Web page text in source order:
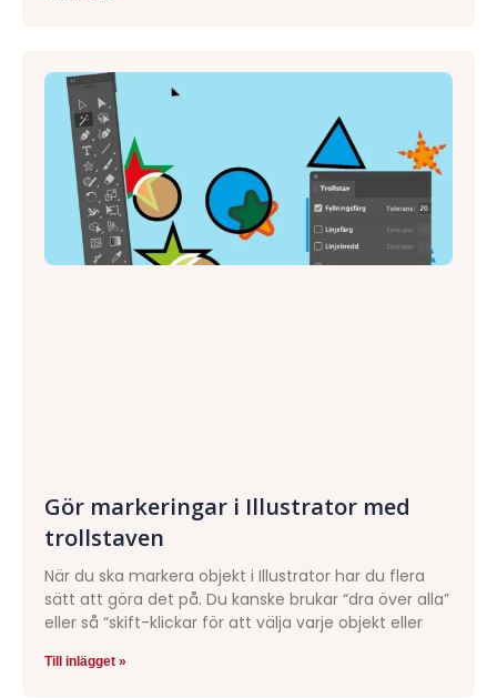
Gör markeringar i Illustrator med
trollstaven
När du ska markera objekt i Illustrator har du flera
sätt att göra det på. Du kanske brukar “dra över alla”
eller så “skift-klickar för att välja varje objekt eller
Till inlägget »